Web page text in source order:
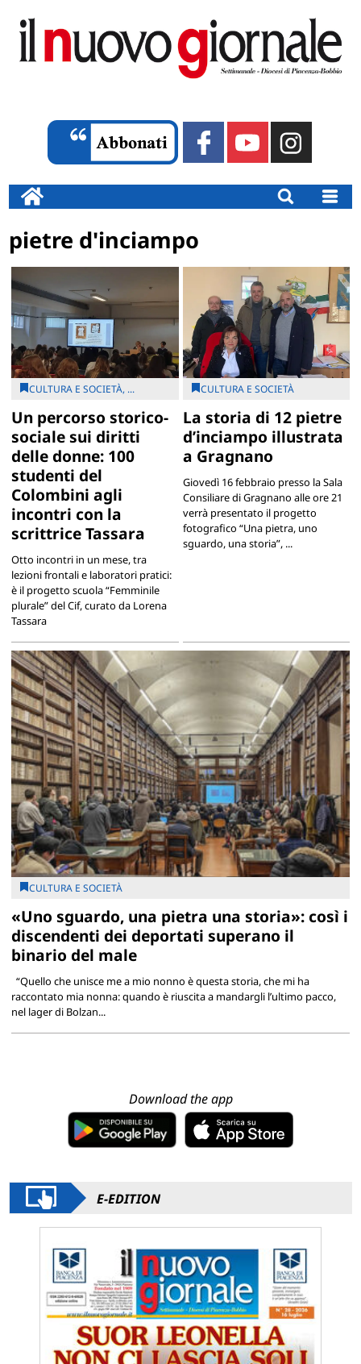
pietre d'inciampo
CULTURA E SOCIETÀ, ...
Un percorso storico-
sociale sui diritti
delle donne: 100
studenti del
Colombini agli
incontri con la
scrittrice Tassara
Otto incontri in un mese, tra
lezioni frontali e laboratori pratici:
è il progetto scuola “Femminile
plurale” del Cif, curato da Lorena
Tassara
CULTURA E SOCIETÀ
La storia di 12 pietre
d’inciampo illustrata
a Gragnano
Giovedì 16 febbraio presso la Sala
Consiliare di Gragnano alle ore 21
verrà presentato il progetto
fotografico “Una pietra, uno
sguardo, una storia”, ...
CULTURA E SOCIETÀ
«Uno sguardo, una pietra una storia»: così i
discendenti dei deportati superano il
binario del male
“Quello che unisce me a mio nonno è questa storia, che mi ha
raccontato mia nonna: quando è riuscita a mandargli l’ultimo pacco,
nel lager di Bolzan...
Download the app
E-EDITION